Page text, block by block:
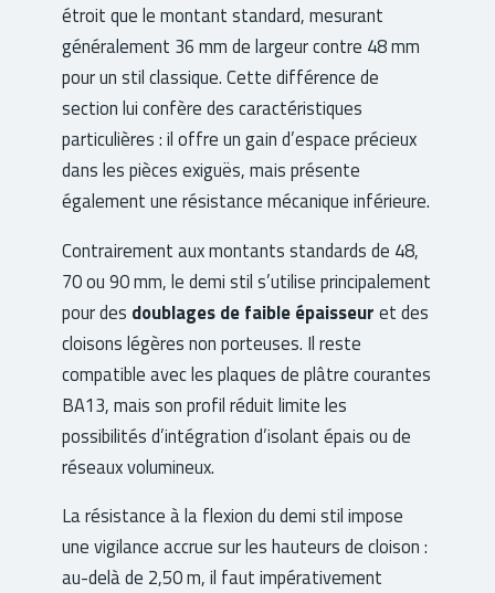
étroit que le montant standard, mesurant
généralement 36 mm de largeur contre 48 mm
pour un stil classique. Cette différence de
section lui confère des caractéristiques
particulières : il offre un gain d’espace précieux
dans les pièces exiguës, mais présente
également une résistance mécanique inférieure.
Contrairement aux montants standards de 48,
70 ou 90 mm, le demi stil s’utilise principalement
pour des doublages de faible épaisseur et des
cloisons légères non porteuses. Il reste
compatible avec les plaques de plâtre courantes
BA13, mais son profil réduit limite les
possibilités d’intégration d’isolant épais ou de
réseaux volumineux.
La résistance à la flexion du demi stil impose
une vigilance accrue sur les hauteurs de cloison :
au-delà de 2,50 m, il faut impérativement